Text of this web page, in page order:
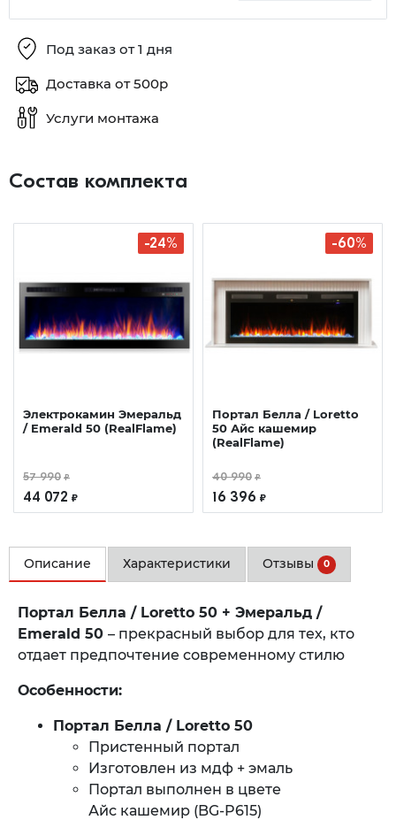
Под заказ от 1 дня
Доставка от 500р
Услуги монтажа
Состав комплекта
-24%
Электрокамин Эмеральд
/ Emerald 50 (RealFlame)
57 990 ₽
44 072 ₽
-60%
Портал Белла / Loretto
50 Айс кашемир
(RealFlame)
40 990 ₽
16 396 ₽
Описание Характеристики Отзывы 0
Портал Белла / Loretto ​50 + Эмеральд /
Emerald ​50 – прекрасный выбор для тех, кто
отдает предпочтение современному стилю
Особенности:
Портал Белла / Loretto ​50
Пристенный портал
Изготовлен из мдф + эмаль
Портал выполнен в цвете
Айс кашемир (BG-P615)